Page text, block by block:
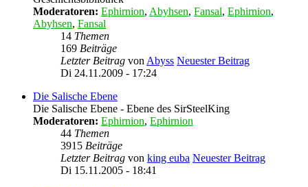
Moderatoren: Ephirnion, Abyhsen, Fansal, Ephirnion,
Abyhsen, Fansal
14 Themen
169 Beiträge
Letzter Beitrag von Abyss Neuester Beitrag
Di 24.11.2009 - 17:24
Die Salische Ebene
Die Salische Ebene - Ebene des SirSteelKing
Moderatoren: Ephirnion, Ephirnion
44 Themen
3915 Beiträge
Letzter Beitrag von king euba Neuester Beitrag
Di 15.11.2005 - 18:41